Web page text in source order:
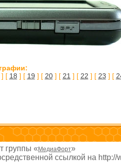
] [ 18 ] [ 19 ] [ 20] [ 21 ] [ 22 ] [ 23 ] [
группы « МедиаФорт»
ссылкой на